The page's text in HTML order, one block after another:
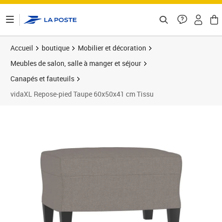
Accueil boutique
Mobilier et décoration
Meubles de salon, salle à manger et séjour
Canapés et fauteuils
vidaXL Repose-pied Taupe 60x50x41 cm Tissu